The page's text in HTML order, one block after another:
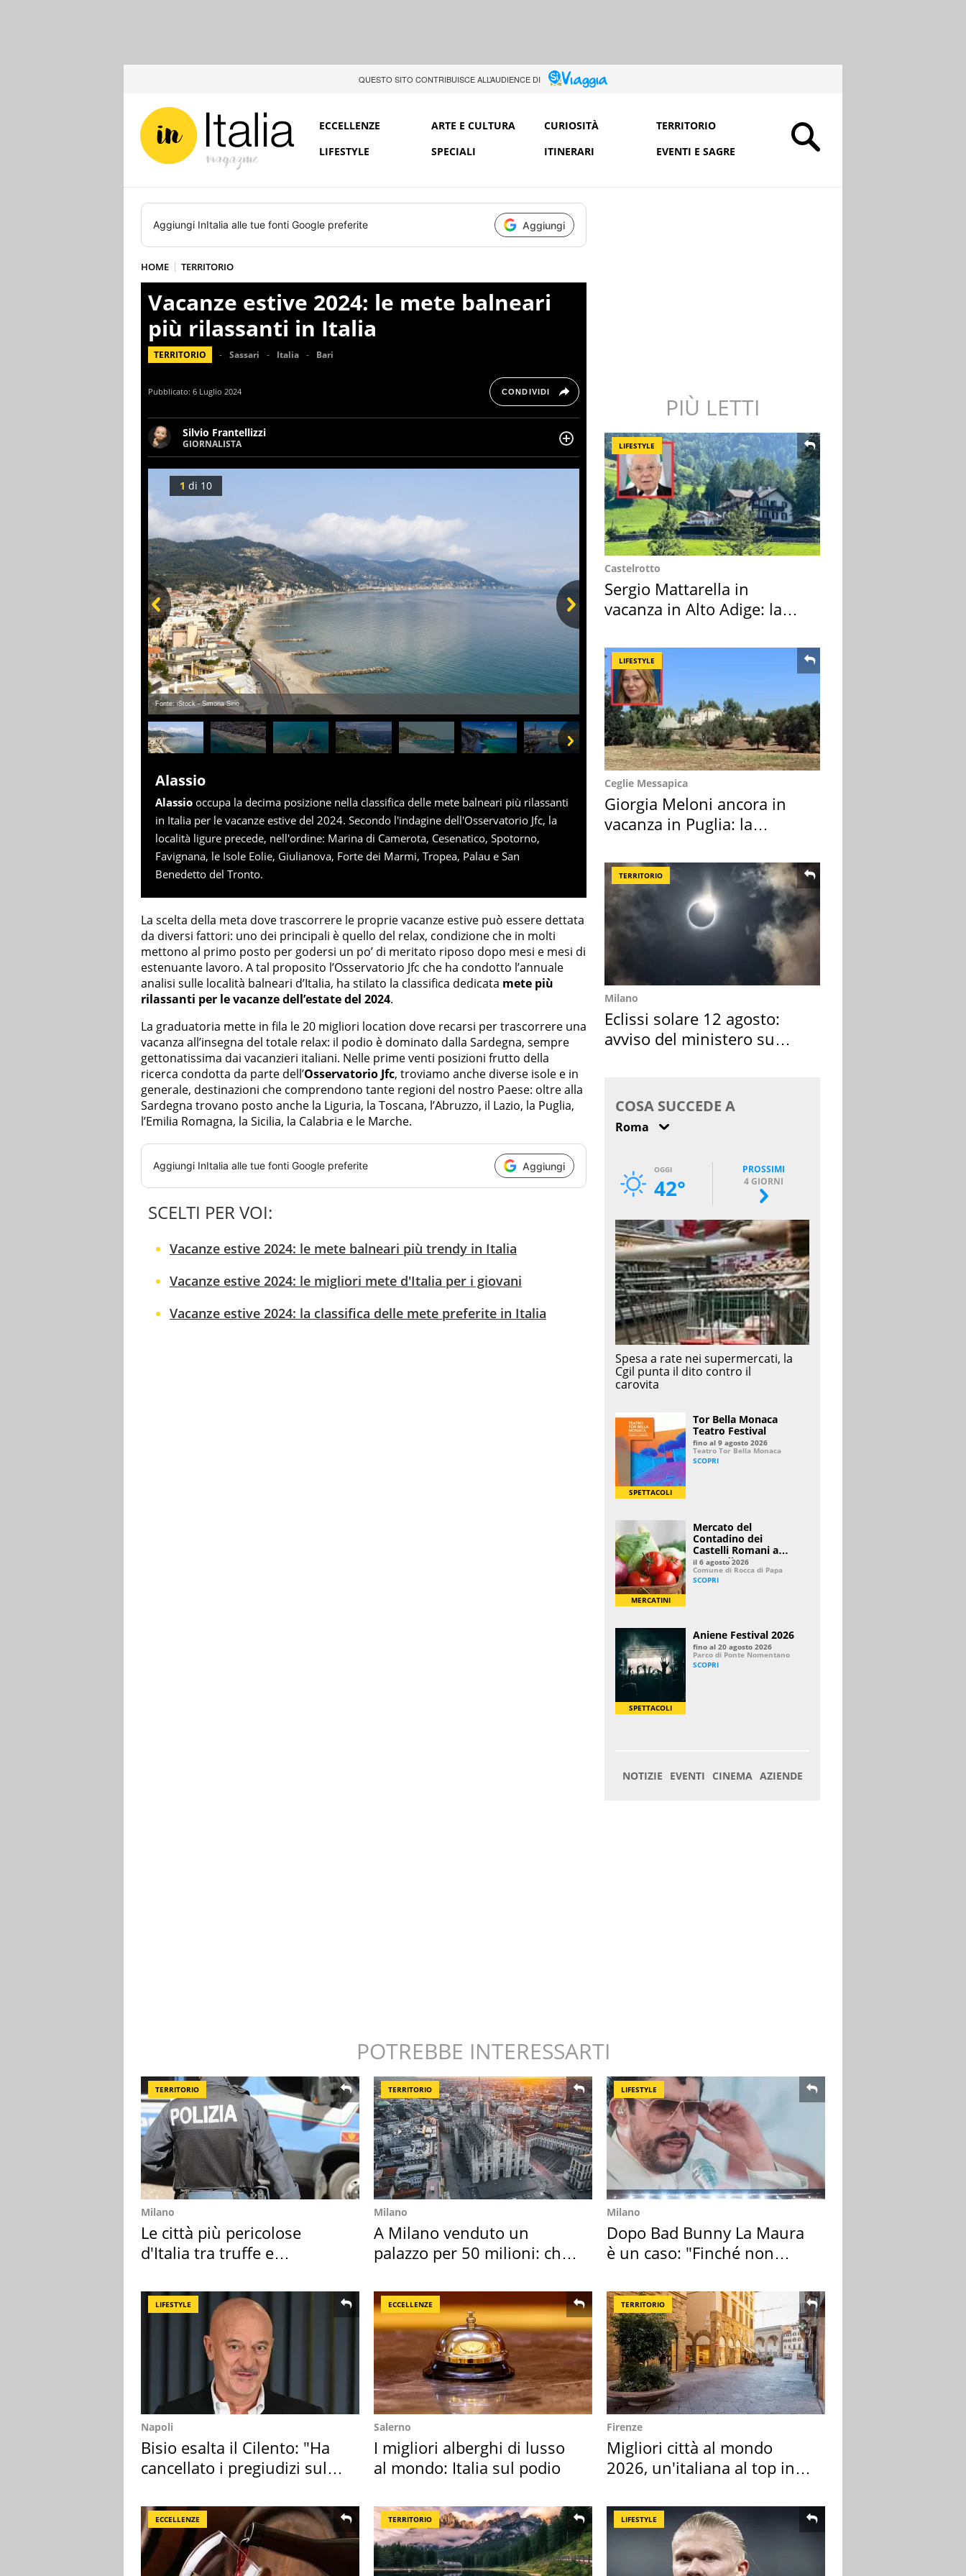
QUESTO SITO CONTRIBUISCE ALL’AUDIENCE DI
ECCELLENZE ARTE E CULTURA CURIOSITÀ
TERRITORIO
LIFESTYLE
SPECIALI ITINERARI EVENTI E SAGRE
Aggiungi InItalia alle tue fonti Google preferite Aggiungi
HOME TERRITORIO
Vacanze estive 2024: le mete balneari
più rilassanti in Italia
TERRITORIO Sassari Italia Bari
Pubblicato: 6 Luglio 2024 CONDIVIDI
Silvio Frantellizzi
GIORNALISTA
Giornalista pubblicista. Da oltre dieci anni si occupa di informazione sul web,
scrivendo di sport, attualità, cronaca, motori, spettacolo e videogame.
Fonte: iStock - Simona Sirio
Prev
1 di 10
Alassio
Alassio occupa la decima posizione nella classifica delle mete balneari più rilassanti
in Italia per le vacanze estive del 2024. Secondo l'indagine dell'Osservatorio Jfc, la
località ligure precede, nell'ordine: Marina di Camerota, Cesenatico, Spotorno,
Favignana, le Isole Eolie, Giulianova, Forte dei Marmi, Tropea, Palau e San
Benedetto del Tronto.
La scelta della meta dove trascorrere le proprie vacanze estive può essere dettata
da diversi fattori: uno dei principali è quello del relax, condizione che in molti
mettono al primo posto per godersi un po’ di meritato riposo dopo mesi e mesi di
estenuante lavoro. A tal proposito l’Osservatorio Jfc che ha condotto l’annuale
analisi sulle località balneari d’Italia, ha stilato la classifica dedicata mete più
rilassanti per le vacanze dell’estate del 2024.
La graduatoria mette in fila le 20 migliori location dove recarsi per trascorrere una
vacanza all’insegna del totale relax: il podio è dominato dalla Sardegna, sempre
gettonatissima dai vacanzieri italiani. Nelle prime venti posizioni frutto della
ricerca condotta da parte dell’Osservatorio Jfc, troviamo anche diverse isole e in
generale, destinazioni che comprendono tante regioni del nostro Paese: oltre alla
Sardegna trovano posto anche la Liguria, la Toscana, l’Abruzzo, il Lazio, la Puglia,
l’Emilia Romagna, la Sicilia, la Calabria e le Marche.
Aggiungi InItalia alle tue fonti Google preferite Aggiungi
SCELTI PER VOI:
Vacanze estive 2024: le mete balneari più trendy in Italia
Vacanze estive 2024: le migliori mete d'Italia per i giovani
Vacanze estive 2024: la classifica delle mete preferite in Italia
PIÙ LETTI
LIFESTYLE
Castelrotto
Sergio Mattarella in
vacanza in Alto Adige: la
LIFESTYLE
Ceglie Messapica
Giorgia Meloni ancora in
vacanza in Puglia: la
TERRITORIO
Milano
Eclissi solare 12 agosto:
avviso del ministero su
POTREBBE INTERESSARTI
TERRITORIO
Milano
Le città più pericolose
d'Italia tra truffe e
TERRITORIO
Milano
A Milano venduto un
palazzo per 50 milioni: chi
LIFESTYLE
Milano
Dopo Bad Bunny La Maura
è un caso: "Finché non
LIFESTYLE
Napoli
Bisio esalta il Cilento: "Ha
cancellato i pregiudizi sul
ECCELLENZE
Salerno
I migliori alberghi di lusso
al mondo: Italia sul podio
TERRITORIO
Firenze
Migliori città al mondo
2026, un'italiana al top in
ECCELLENZE TERRITORIO LIFESTYLE